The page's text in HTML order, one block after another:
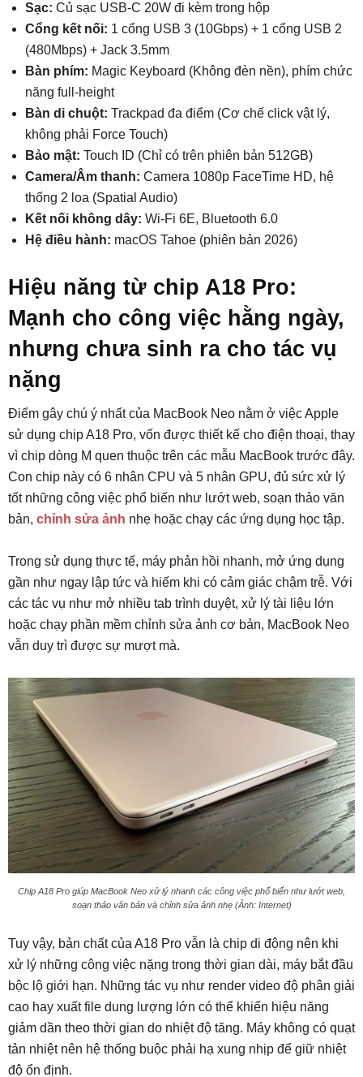
Sạc: Củ sạc USB-C 20W đi kèm trong hộp
Cổng kết nối: 1 cổng USB 3 (10Gbps) + 1 cổng USB 2
(480Mbps) + Jack 3.5mm
Bàn phím: Magic Keyboard (Không đèn nền), phím chức
năng full-height
Bàn di chuột: Trackpad đa điểm (Cơ chế click vật lý,
không phải Force Touch)
Bảo mật: Touch ID (Chỉ có trên phiên bản 512GB)
Camera/Âm thanh: Camera 1080p FaceTime HD, hệ
thống 2 loa (Spatial Audio)
Kết nối không dây: Wi-Fi 6E, Bluetooth 6.0
Hệ điều hành: macOS Tahoe (phiên bản 2026)
Hiệu năng từ chip A18 Pro:
Mạnh cho công việc hằng ngày,
nhưng chưa sinh ra cho tác vụ
nặng
Điểm gây chú ý nhất của MacBook Neo nằm ở việc Apple
sử dụng chip A18 Pro, vốn được thiết kế cho điện thoại, thay
vì chip dòng M quen thuộc trên các mẫu MacBook trước đây.
Con chip này có 6 nhân CPU và 5 nhân GPU, đủ sức xử lý
tốt những công việc phổ biến như lướt web, soạn thảo văn
bản, chỉnh sửa ảnh nhẹ hoặc chạy các ứng dụng học tập.
Trong sử dụng thực tế, máy phản hồi nhanh, mở ứng dụng
gần như ngay lập tức và hiếm khi có cảm giác chậm trễ. Với
các tác vụ như mở nhiều tab trình duyệt, xử lý tài liệu lớn
hoặc chạy phần mềm chỉnh sửa ảnh cơ bản, MacBook Neo
vẫn duy trì được sự mượt mà.
Chip A18 Pro giúp MacBook Neo xử lý nhanh các công việc phổ biến như lướt web,
soạn thảo văn bản và chỉnh sửa ảnh nhẹ (Ảnh: Internet)
Tuy vậy, bản chất của A18 Pro vẫn là chip di động nên khi
xử lý những công việc nặng trong thời gian dài, máy bắt đầu
bộc lộ giới hạn. Những tác vụ như render video độ phân giải
cao hay xuất file dung lượng lớn có thể khiến hiệu năng
giảm dần theo thời gian do nhiệt độ tăng. Máy không có quạt
tản nhiệt nên hệ thống buộc phải hạ xung nhịp để giữ nhiệt
độ ổn định.